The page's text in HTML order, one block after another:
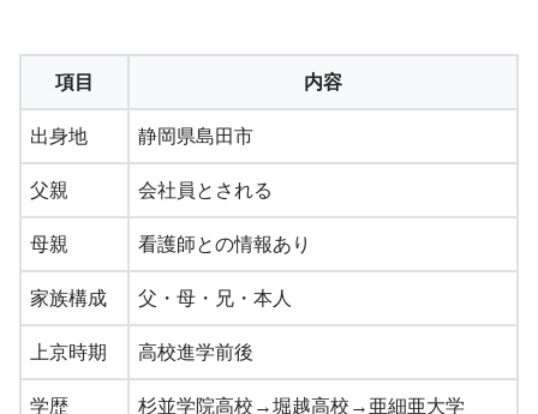
項目 内容
出身地 静岡県島田市
父親 会社員とされる
母親 看護師との情報あり
家族構成 父・母・兄・本人
上京時期 高校進学前後
学歴 杉並学院高校→堀越高校→亜細亜大学